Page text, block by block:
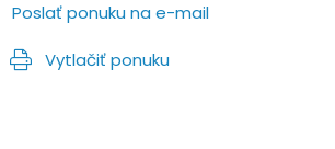
Poslať ponuku na e-mail
Vytlačiť ponuku